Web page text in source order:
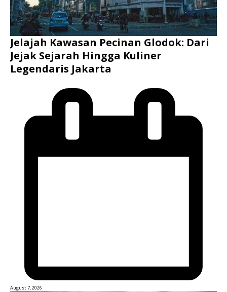
Jelajah Kawasan Pecinan Glodok: Dari
Jejak Sejarah Hingga Kuliner
Legendaris Jakarta
August 7, 2026